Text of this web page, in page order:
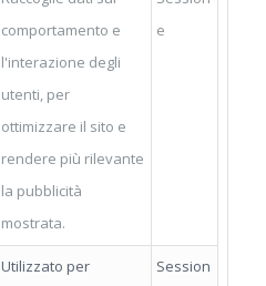
comportamento e
l'interazione degli
utenti, per
ottimizzare il sito e
rendere più rilevante
la pubblicità
mostrata.
e
Utilizzato per
Session